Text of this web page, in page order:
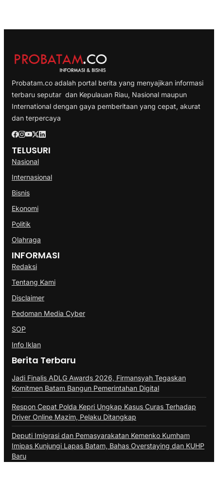
Probatam.co adalah portal berita yang menyajikan informasi
terbaru seputar dan Kepulauan Riau, Nasional maupun
International dengan gaya pemberitaan yang cepat, akurat
dan terpercaya
TELUSURI
Nasional
Internasional
Bisnis
Ekonomi
Politik
Olahraga
INFORMASI
Redaksi
Tentang Kami
Disclaimer
Pedoman Media Cyber
SOP
Info Iklan
Berita Terbaru
Jadi Finalis ADLG Awards 2026, Firmansyah Tegaskan
Komitmen Batam Bangun Pemerintahan Digital
Respon Cepat Polda Kepri Ungkap Kasus Curas Terhadap
Driver Online Mazim, Pelaku Ditangkap
Deputi Imigrasi dan Pemasyarakatan Kemenko Kumham
Imipas Kunjungi Lapas Batam, Bahas Overstaying dan KUHP
Baru